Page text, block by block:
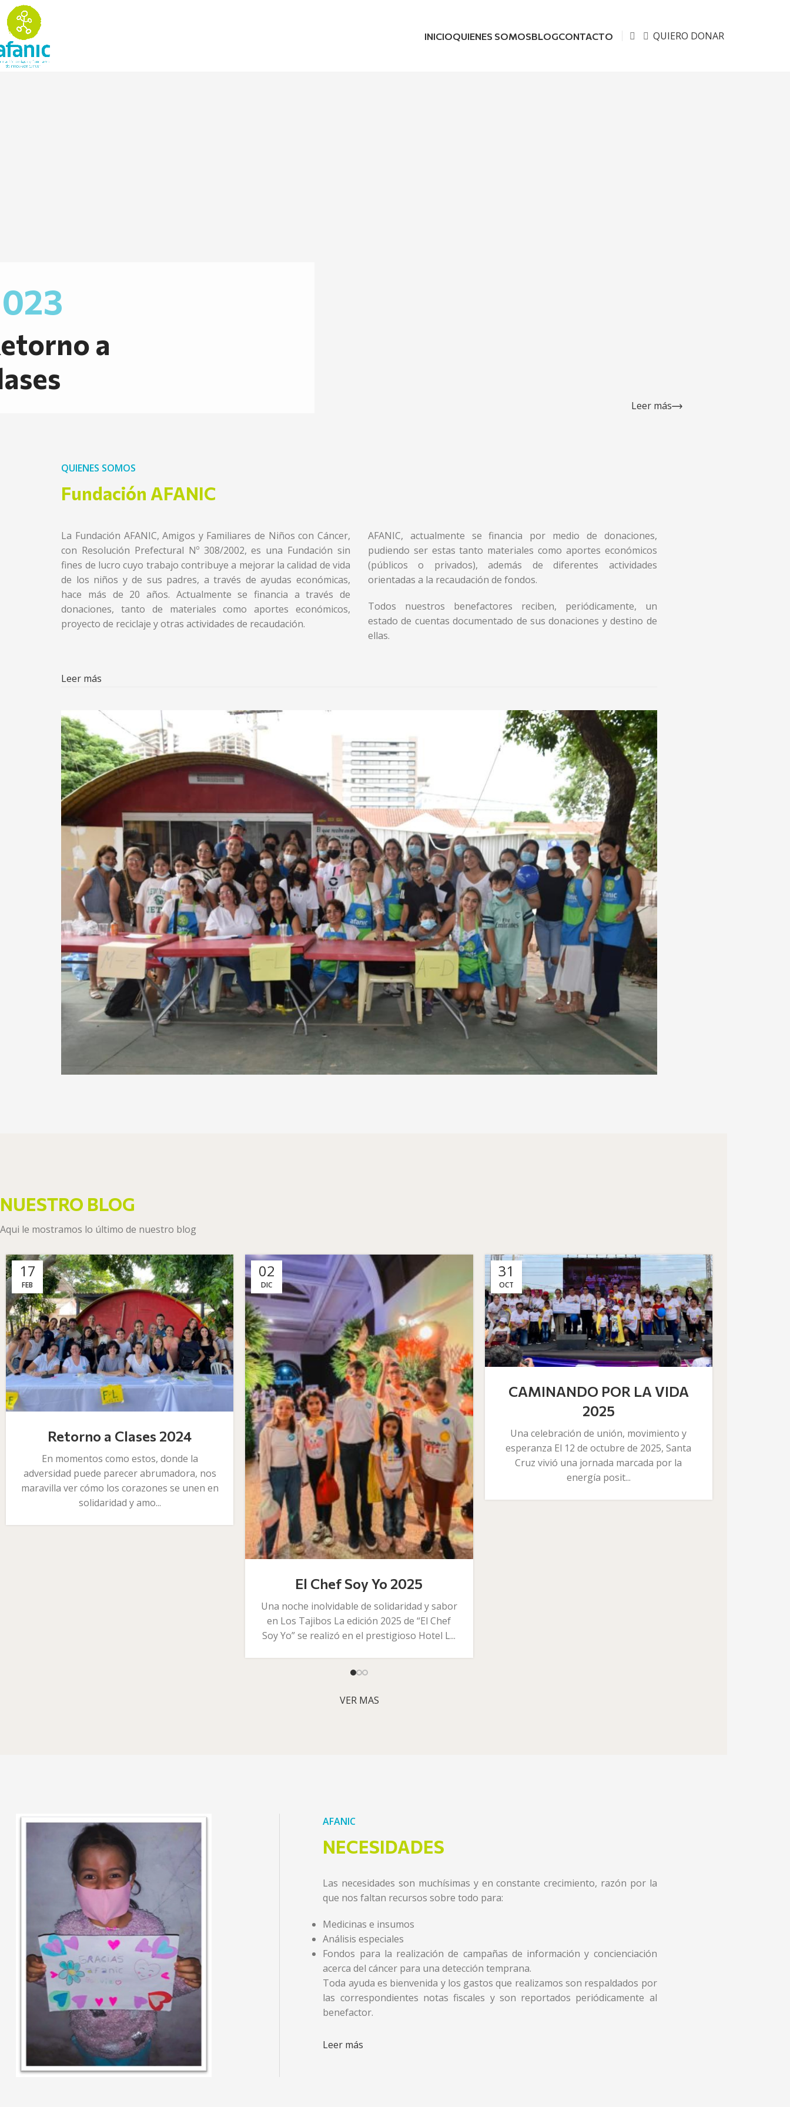
INICIOQUIENES SOMOSBLOGCONTACTO QUIERO DONAR
a
Leer más
QUIENES SOMOS
Fundación AFANIC
La Fundación AFANIC, Amigos y Familiares de Niños con Cáncer,
con Resolución Prefectural Nº 308/2002, es una Fundación sin
fines de lucro cuyo trabajo contribuye a mejorar la calidad de vida
de los niños y de sus padres, a través de ayudas económicas,
hace más de 20 años. Actualmente se financia a través de
donaciones, tanto de materiales como aportes económicos,
proyecto de reciclaje y otras actividades de recaudación.
AFANIC, actualmente se financia por medio de donaciones,
pudiendo ser estas tanto materiales como aportes económicos
(públicos o privados), además de diferentes actividades
orientadas a la recaudación de fondos.
Todos nuestros benefactores reciben, periódicamente, un
estado de cuentas documentado de sus donaciones y destino de
ellas.
Leer más
NUESTRO BLOG
Aqui le mostramos lo último de nuestro blog
17
FEB
Retorno a Clases 2024
En momentos como estos, donde la
adversidad puede parecer abrumadora, nos
maravilla ver cómo los corazones se unen en
solidaridad y amo...
02
DIC
El Chef Soy Yo 2025
Una noche inolvidable de solidaridad y sabor
en Los Tajibos La edición 2025 de “El Chef
Soy Yo” se realizó en el prestigioso Hotel L...
31
OCT
CAMINANDO POR LA VIDA
2025
Una celebración de unión, movimiento y
esperanza El 12 de octubre de 2025, Santa
Cruz vivió una jornada marcada por la
energía posit...
VER MAS
AFANIC
NECESIDADES
Las necesidades son muchísimas y en constante crecimiento, razón por la
que nos faltan recursos sobre todo para:
Medicinas e insumos
Análisis especiales
Fondos para la realización de campañas de información y concienciación
acerca del cáncer para una detección temprana.
Toda ayuda es bienvenida y los gastos que realizamos son respaldados por
las correspondientes notas fiscales y son reportados periódicamente al
benefactor.
Leer más